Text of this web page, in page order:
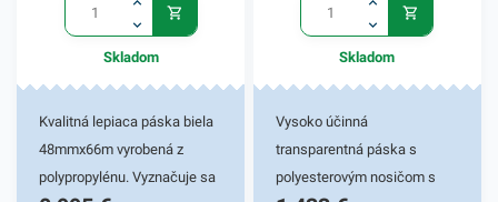
Skladom
Kvalitná lepiaca páska biela
48mmx66m vyrobená z
polypropylénu. Vyznačuje sa
Skladom
Vysoko účinná
transparentná páska s
polyesterovým nosičom s